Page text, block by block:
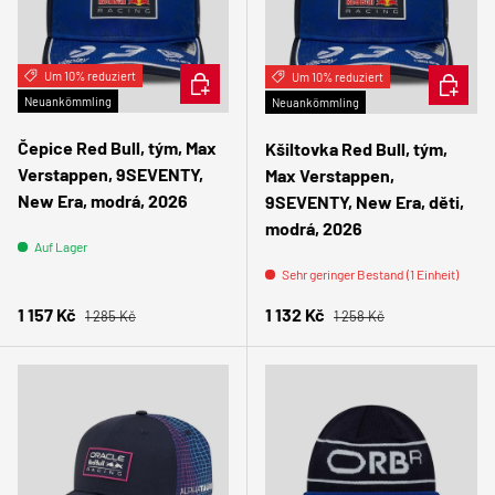
Um 10% reduziert
Neuankömmling
Čepice Red Bull, tým, Max
Verstappen, 9SEVENTY,
New Era, modrá, 2026
Auf Lager
Verkaufspreis
1 157 Kč Normaler Preis
1 285 Kč
IN DEN WARENKORBUm 10% reduziert
Neuankömmling
Kšiltovka Red Bull, tým,
Max Verstappen,
9SEVENTY, New Era, děti,
modrá, 2026
Sehr geringer Bestand (1 Einheit)
Verkaufspreis
1 132 Kč Normaler Preis
1 258 Kč
IN DEN